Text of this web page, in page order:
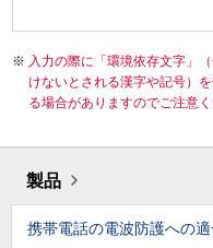
入力の際に「環境依存文字」
けないとされる漢字や記号）
る場合がありますのでご注意く
製品
携帯電話の電波防護への